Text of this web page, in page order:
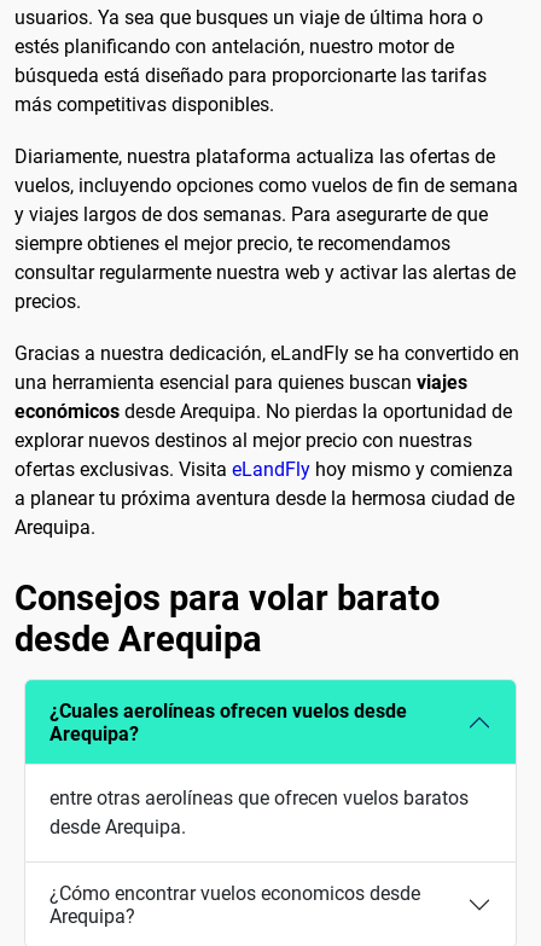
usuarios. Ya sea que busques un viaje de última hora o
estés planificando con antelación, nuestro motor de
búsqueda está diseñado para proporcionarte las tarifas
más competitivas disponibles.
Diariamente, nuestra plataforma actualiza las ofertas de
vuelos, incluyendo opciones como vuelos de fin de semana
y viajes largos de dos semanas. Para asegurarte de que
siempre obtienes el mejor precio, te recomendamos
consultar regularmente nuestra web y activar las alertas de
precios.
Gracias a nuestra dedicación, eLandFly se ha convertido en
una herramienta esencial para quienes buscan viajes
económicos desde Arequipa. No pierdas la oportunidad de
explorar nuevos destinos al mejor precio con nuestras
ofertas exclusivas. Visita eLandFly hoy mismo y comienza
a planear tu próxima aventura desde la hermosa ciudad de
Arequipa.
Consejos para volar barato
desde Arequipa
¿Cuales aerolíneas ofrecen vuelos desde
Arequipa?
entre otras aerolíneas que ofrecen vuelos baratos
desde Arequipa.
¿Cómo encontrar vuelos economicos desde
Arequipa?